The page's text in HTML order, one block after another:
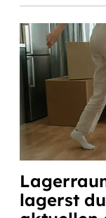
lagerst